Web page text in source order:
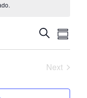
y
de
Buscar
de
Next